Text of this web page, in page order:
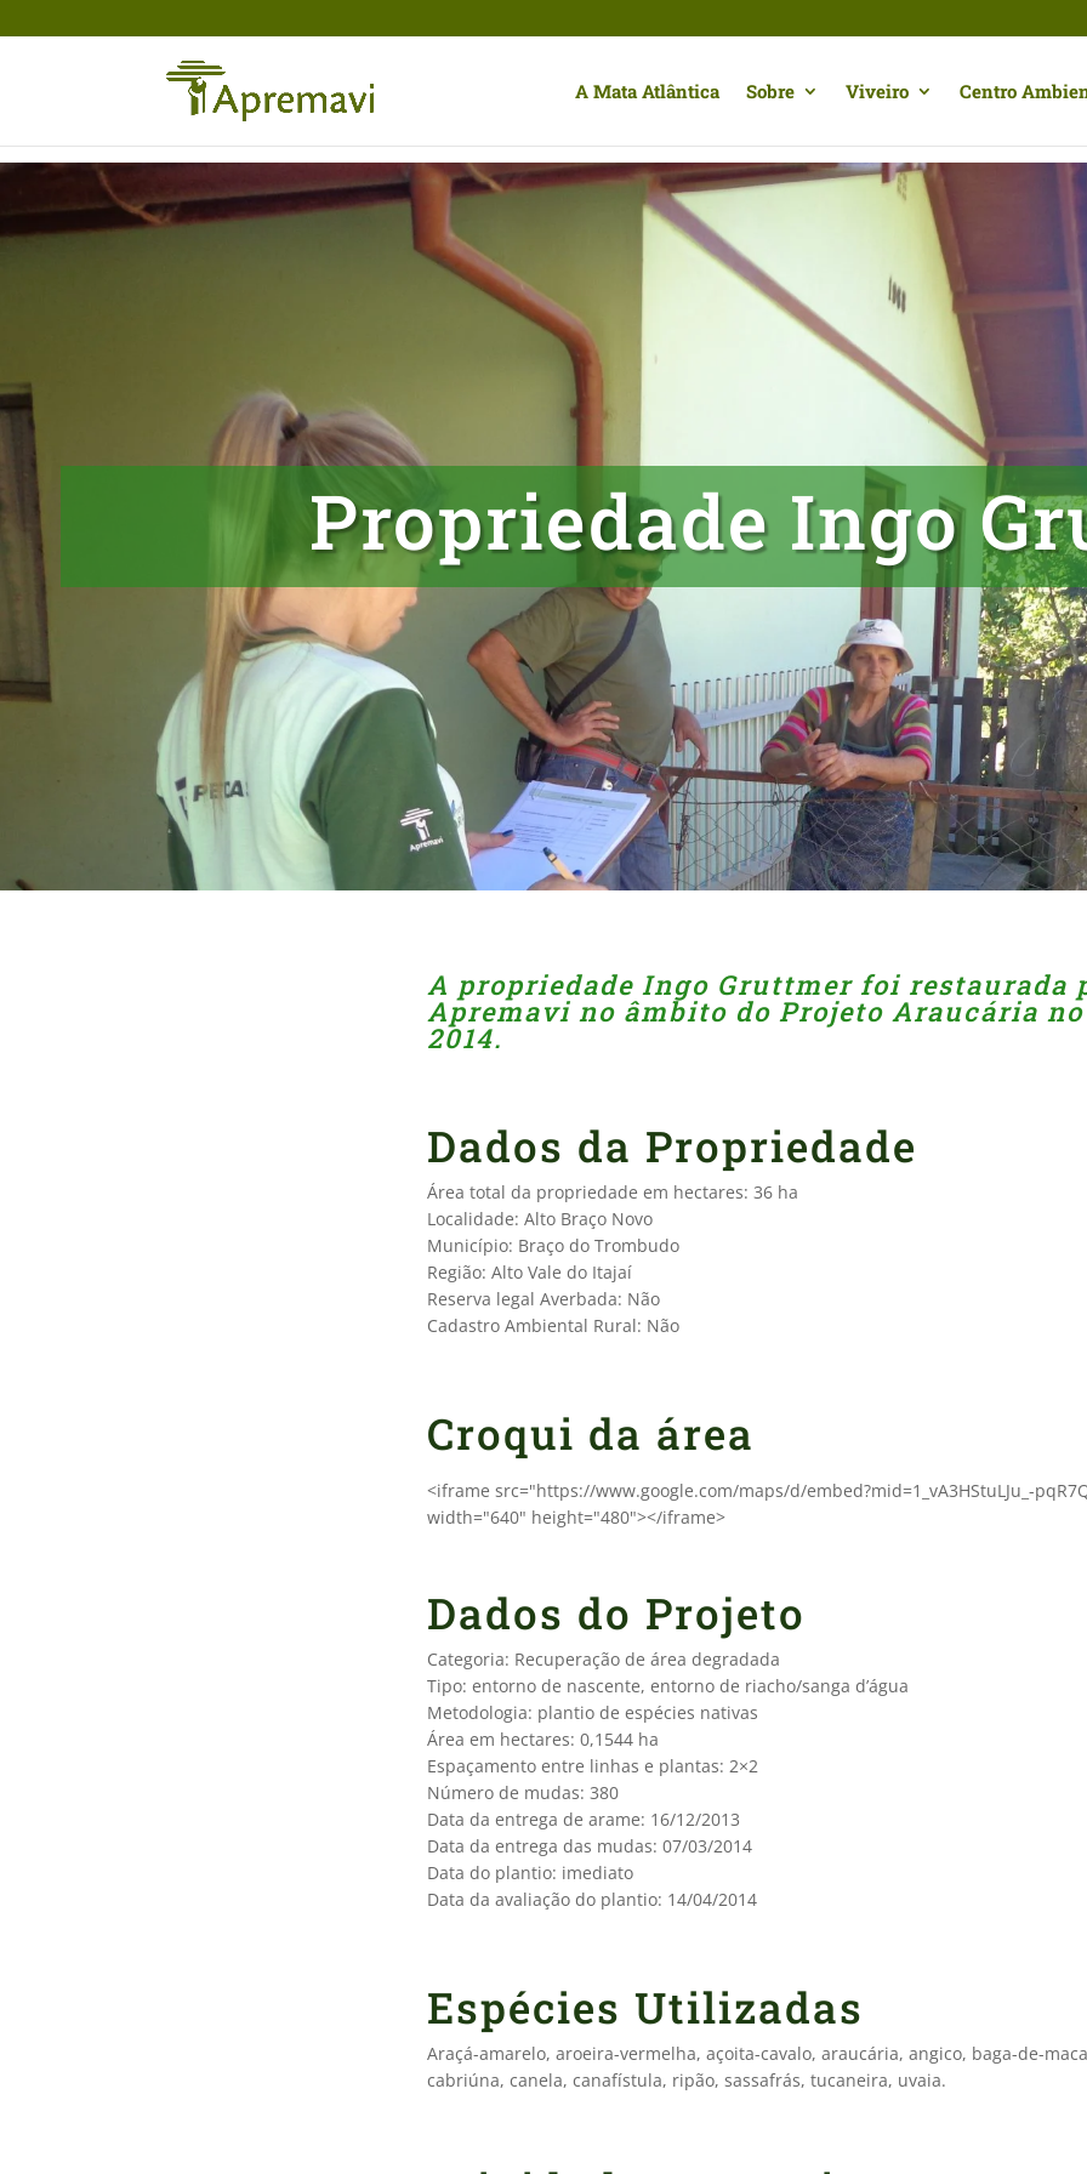
A Mata Atlântica Sobre Viveiro Centro
Propriedade Ingo
A propriedade Ingo Gruttmer foi restaurada
Apremavi no âmbito do Projeto Araucária no
2014.
Dados da Propriedade
Área total da propriedade em hectares: 36 ha
Localidade: Alto Braço Novo
Município: Braço do Trombudo
Região: Alto Vale do Itajaí
Reserva legal Averbada: Não
Cadastro Ambiental Rural: Não
Croqui da área
<iframe src="https://www.google.com/maps/d/embed?mid=1_vA3HStuLJu_-
width="640" height="480"></iframe>
Dados do Projeto
Categoria: Recuperação de área degradada
Tipo: entorno de nascente, entorno de riacho/sanga d’água
Metodologia: plantio de espécies nativas
Área em hectares: 0,1544 ha
Espaçamento entre linhas e plantas: 2×2
Número de mudas: 380
Data da entrega de arame: 16/12/2013
Data da entrega das mudas: 07/03/2014
Data do plantio: imediato
Data da avaliação do plantio: 14/04/2014
Espécies Utilizadas
Araçá-amarelo, aroeira-vermelha, açoita-cavalo, araucária, angico, baga-de-
cabriúna, canela, canafístula, ripão, sassafrás, tucaneira, uvaia.